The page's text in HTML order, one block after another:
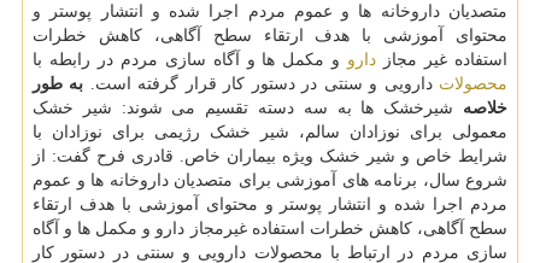
متصدیان داروخانه ها و عموم مردم اجرا شده و انتشار پوستر و
محتوای آموزشی با هدف ارتقاء سطح آگاهی، کاهش خطرات
استفاده غیر مجاز دارو و مکمل ها و آگاه سازی مردم در رابطه با
محصولات دارویی و سنتی در دستور کار قرار گرفته است. به طور
خلاصه شیرخشک ها به سه دسته تقسیم می شوند: شیر خشک
معمولی برای نوزادان سالم، شیر خشک رژیمی برای نوزادان با
شرایط خاص و شیر خشک ویژه بیماران خاص. قادری فرح گفت: از
شروع سال، برنامه های آموزشی برای متصدیان داروخانه ها و عموم
مردم اجرا شده و انتشار پوستر و محتوای آموزشی با هدف ارتقاء
سطح آگاهی، کاهش خطرات استفاده غیرمجاز دارو و مکمل ها و آگاه
سازی مردم در ارتباط با محصولات دارویی و سنتی در دستور کار